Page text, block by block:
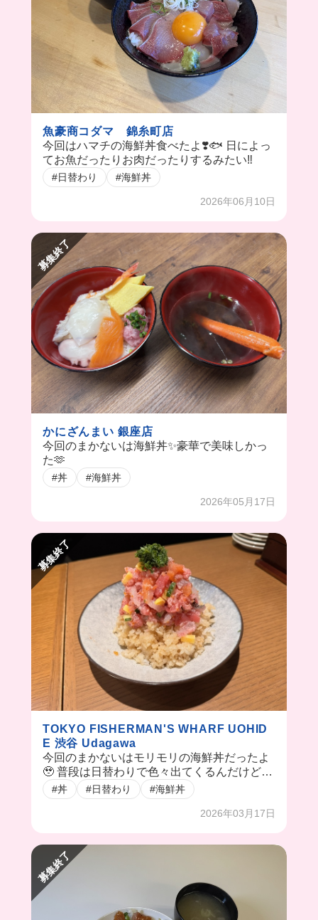
魚豪商コダマ 錦糸町店
今回はハマチの海鮮丼食べたよ❣️🐟 日によっ
てお魚だったりお肉だったりするみたい‼️
#日替わり #海鮮丼
2026年06月10日
募集終了
かにざんまい 銀座店
今回のまかないは海鮮丼✨豪華で美味しかっ
た🫶
#丼 #海鮮丼
2026年05月17日
募集終了
TOKYO FISHERMAN'S WHARF UOHID
E 渋谷 Udagawa
今回のまかないはモリモリの海鮮丼だったよ
🥹 普段は日替わりで色々出てくるんだけど、
たまに海鮮丼も出るみたい🥺💖
#丼 #日替わり #海鮮丼
2026年03月17日
募集終了